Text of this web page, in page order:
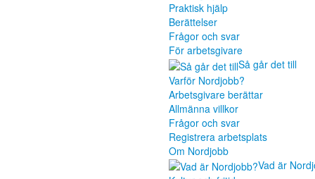
Praktisk hjälp
Berättelser
Frågor och svar
För arbetsgivare
Så går det till
Varför Nordjobb?
Arbetsgivare berättar
Allmänna villkor
Frågor och svar
Registrera arbetsplats
Om Nordjobb
Vad är